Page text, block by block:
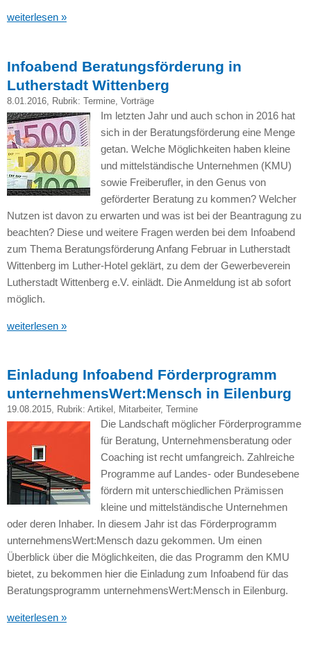
weiterlesen »
Infoabend Beratungsförderung in
Lutherstadt Wittenberg
8.01.2016, Rubrik: Termine, Vorträge
Im letzten Jahr und auch schon in 2016 hat
sich in der Beratungsförderung eine Menge
getan. Welche Möglichkeiten haben kleine
und mittelständische Unternehmen (KMU)
sowie Freiberufler, in den Genus von
geförderter Beratung zu kommen? Welcher
Nutzen ist davon zu erwarten und was ist bei der Beantragung zu
beachten? Diese und weitere Fragen werden bei dem Infoabend
zum Thema Beratungsförderung Anfang Februar in Lutherstadt
Wittenberg im Luther-Hotel geklärt, zu dem der Gewerbeverein
Lutherstadt Wittenberg e.V. einlädt. Die Anmeldung ist ab sofort
möglich.
weiterlesen »
Einladung Infoabend Förderprogramm
unternehmensWert:Mensch in Eilenburg
19.08.2015, Rubrik: Artikel , Mitarbeiter, Termine
Die Landschaft möglicher Förderprogramme
für Beratung, Unternehmensberatung oder
Coaching ist recht umfangreich. Zahlreiche
Programme auf Landes- oder Bundesebene
fördern mit unterschiedlichen Prämissen
kleine und mittelständische Unternehmen
oder deren Inhaber. In diesem Jahr ist das Förderprogramm
unternehmensWert:Mensch dazu gekommen. Um einen
Überblick über die Möglichkeiten, die das Programm den KMU
bietet, zu bekommen hier die Einladung zum Infoabend für das
Beratungsprogramm unternehmensWert:Mensch in Eilenburg.
weiterlesen »